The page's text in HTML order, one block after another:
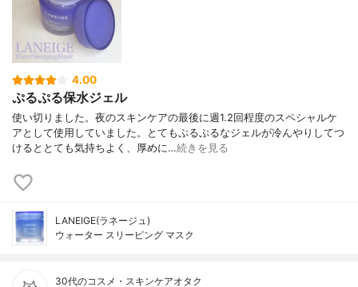
4.00
ぷるぷる保水ジェル
使い切りました。夜のスキンケアの最後に週1.2回程度のスペシャルケ
アとして使用していました。とてもぷるぷるなジェルが冷んやりしてつ
けるととても気持ちよく、厚めに…続きを見る
LANEIGE(ラネージュ)
ウォーター スリーピング マスク
30代のコスメ・スキンケアオタク